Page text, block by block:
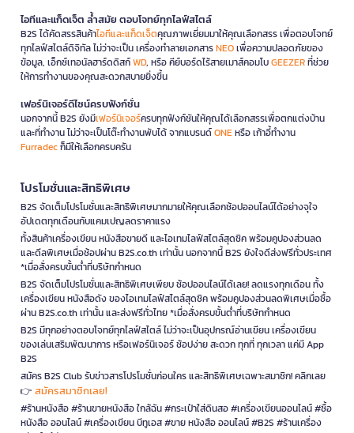
ไอทีและแก็ดเจ็ต ล้ำสมัย ตอบโจทย์ทุกไลฟ์สไตล์
B2S ได้คัดสรรสินค้าไอทีและแก็ดเจ็ตคุณภาพเยี่ยมมาให้คุณเลือกสรร เพื่อตอบโจทย์
ทุกไลฟ์สไตล์ดิจิทัล ไม่ว่าจะเป็น เครื่องทำลายเอกสารNEOเพื่อความปลอดภัยของ
ข้อมูล, เอ็กซ์เทอนัลฮาร์ดดิสก์WD, หรือ คีย์บอร์ดไร้สายเมาส์คอมโบGEEZERที่ช่วย
ให้การทำงานของคุณสะดวกสบายยิ่งขึ้น
เฟอร์นิเจอร์ดีไซน์ครบฟังก์ชั่น
นอกจากนี้ B2S ยังมีเฟอร์นิเจอร์ครบทุกฟังก์ชันให้คุณได้เลือกสรรเพื่อตกแต่งบ้าน
และที่ทำงาน ไม่ว่าจะเป็นโต๊ะทำงานพับได้ จากแบรนด์ONEหรือ เก้าอี้ทำงาน
Furradecก็มีให้เลือกครบครัน
โปรโมชั่นและสิทธิพิเศษ
B2S จัดเต็มโปรโมชั่นและสิทธิพิเศษมากมายให้คุณเลือกช้อปออนไลน์ได้อย่างจุใจ
อัปเดตทุกเดือนกับแคมเปญลดราคาแรง
ทั้งสินค้าเครื่องเขียน หนังสือขายดี และไอเทมไลฟ์สไตล์สุดชิค พร้อมคูปองส่วนลด
และดีลพิเศษเมื่อช้อปผ่าน B2S.co.th เท่านั้น นอกจากนี้ B2S ยังใจดีส่งฟรีทั่วประเทศ
*เมื่อสั่งครบขั้นต่ำที่บริษัทกำหนด
B2S จัดเต็มโปรโมชั่นและสิทธิพิเศษเพียบ ช้อปออนไลน์ได้เลย! ลดแรงทุกเดือน ทั้ง
เครื่องเขียน หนังสือดัง ของไอเทมไลฟ์สไตล์สุดชิค พร้อมคูปองส่วนลดพิเศษเมื่อซื้อ
ผ่าน B2S.co.th เท่านั้น และส่งฟรีทั่วไทย *เมื่อสั่งครบขั้นต่ำที่บริษัทกำหนด
B2S มีทุกอย่างตอบโจทย์ทุกไลฟ์สไตล์ ไม่ว่าจะเป็นอุปกรณ์อ่านเขียน เครื่องเขียน
ของเล่นเสริมพัฒนาการ หรือเฟอร์นิเจอร์ ช้อปง่าย สะดวก ทุกที่ ทุกเวลา แค่มี App
B2S
สมัคร B2S Club รับข่าวสารโปรโมชั่นก่อนใคร และสิทธิพิเศษเฉพาะสมาชิก! คลิกเลย
👉 สมัครสมาชิกเลย!
#ร้านหนังสือ #ร้านขายหนังสือ ใกล้ฉัน #กระเป๋าใส่ดินสอ #เครื่องเขียนออนไลน์ #ซื้อ
หนังสือ ออนไลน์ #เครื่องเขียน บีทูเอส #ขาย หนังสือ ออนไลน์ #B2S #ร้านเครื่อง